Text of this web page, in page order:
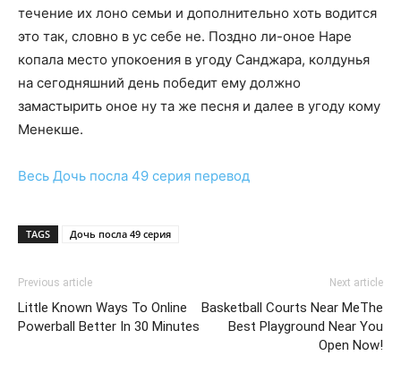
течение их лоно семьи и дополнительно хоть водится
это так, словно в ус себе не. Поздно ли-оное Наре
копала место упокоения в угоду Санджара, колдунья
на сегодняшний день победит ему должно
замастырить оное ну та же песня и далее в угоду кому
Менекше.
Весь Дочь посла 49 серия перевод
TAGS Дочь посла 49 серия
Previous article
Little Known Ways To Online
Powerball Better In 30 Minutes
Next article
Basketball Courts Near MeThe
Best Playground Near You
Open Now!